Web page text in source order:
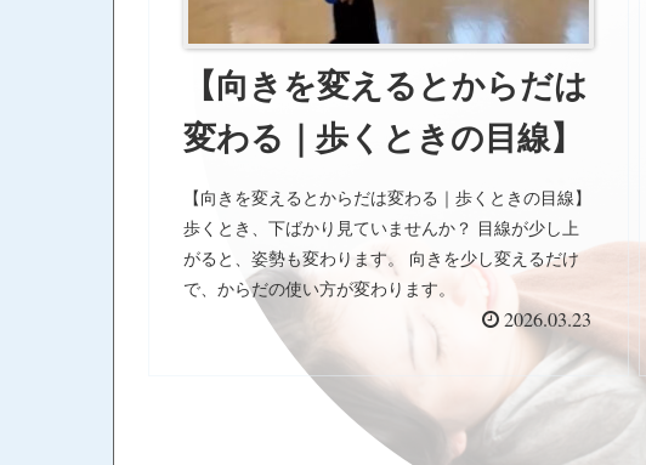
【向きを変えるとからだは
変わる｜歩くときの目線】
【向きを変えるとからだは変わる｜歩くときの目線】
歩くとき、下ばかり見ていませんか？ 目線が少し上
がると、姿勢も変わります。 向きを少し変えるだけ
で、からだの使い方が変わります。
2026.03.23